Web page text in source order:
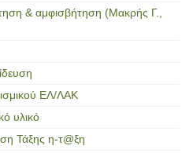
& αμφισβήτηση (Μακρής Γ.,
ΕΛ/ΛΑΚ
υλικό
Τάξης η-τ@ξη